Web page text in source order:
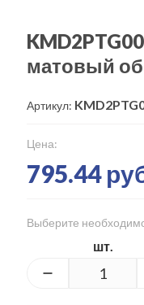
матовый
Артикул:
Цена:
795.44
Выберите
шт.